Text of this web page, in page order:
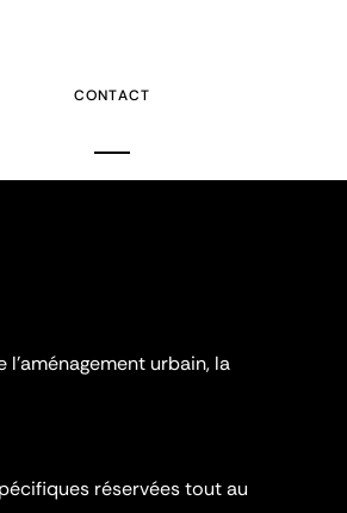
CONTACT
urbain, la
réservées tout au